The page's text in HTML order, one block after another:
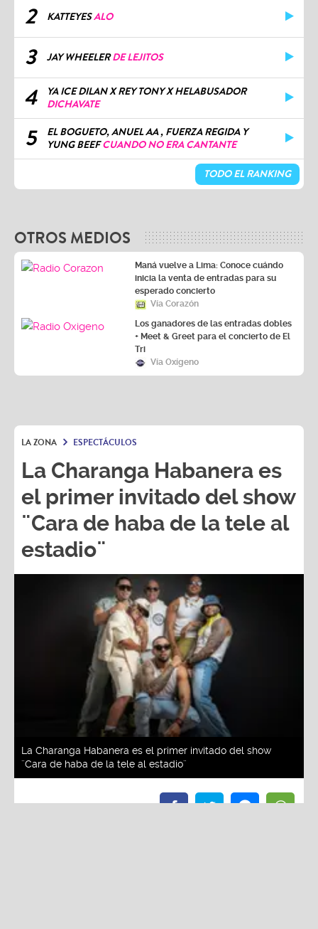
2 KATTEYESALO
3 JAY WHEELERDE LEJITOS
4
YA ICE DILAN X REY TONY X HELABUSADOR
DICHAVATE
5
EL BOGUETO, ANUEL AA , FUERZA REGIDA Y
YUNG BEEFCUANDO NO ERA CANTANTE
TODO EL RANKING
Maná vuelve a Lima: Conoce cuándo
inicia la venta de entradas para su
esperado concierto
Vía Corazón
Los ganadores de las entradas dobles
+ Meet & Greet para el concierto de El
Tri
La Charanga Habanera es
el primer invitado del show
¨Cara de haba de la tele al
estadio¨
La Charanga Habanera es el primer invitado del show
¨Cara de haba de la tele al estadio¨